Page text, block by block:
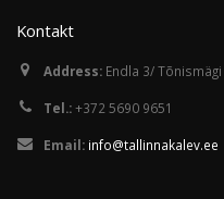
Kontakt
Address: Endla 3/
Tel.:+372 5690 9651
Email: info@tallinnakalev.ee